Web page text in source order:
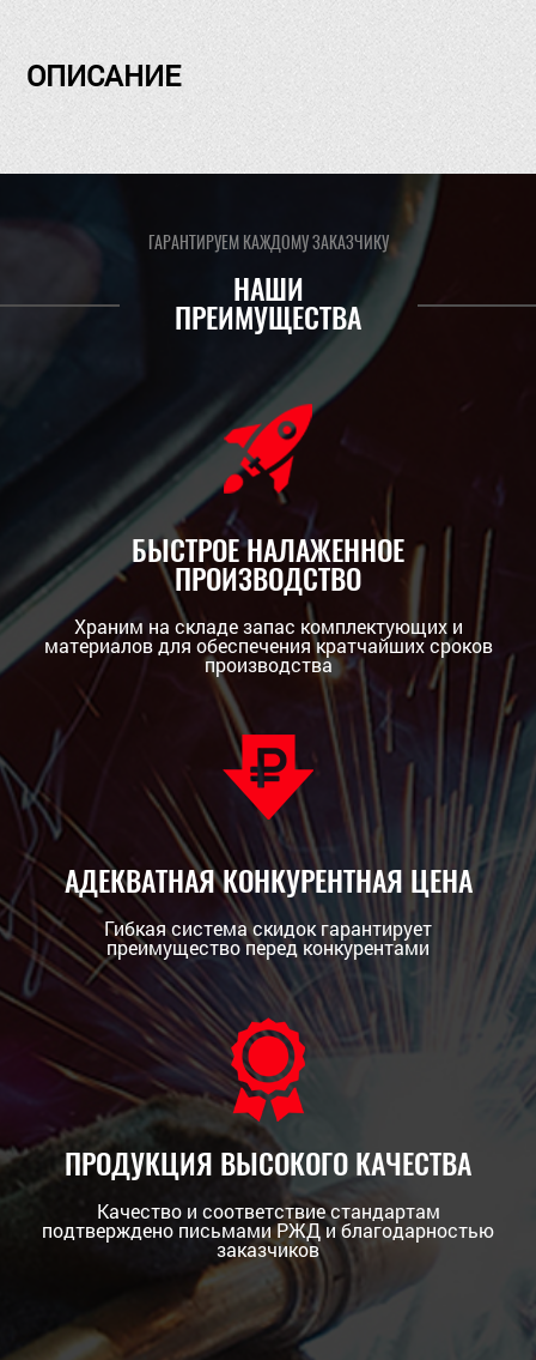
ОПИСАНИЕ
ГАРАНТИРУЕМ КАЖДОМУ ЗАКАЗЧИКУ
НАШИ
ПРЕИМУЩЕСТВА
БЫСТРОЕ НАЛАЖЕННОЕ
ПРОИЗВОДСТВО
Храним на складе запас комплектующих и
материалов для обеспечения кратчайших сроков
производства
АДЕКВАТНАЯ КОНКУРЕНТНАЯ ЦЕНА
Гибкая система скидок гарантирует
преимущество перед конкурентами
ПРОДУКЦИЯ ВЫСОКОГО КАЧЕСТВА
Качество и соответствие стандартам
подтверждено письмами РЖД и благодарностью
заказчиков